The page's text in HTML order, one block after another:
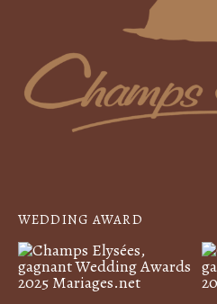
WEDDING AWARD